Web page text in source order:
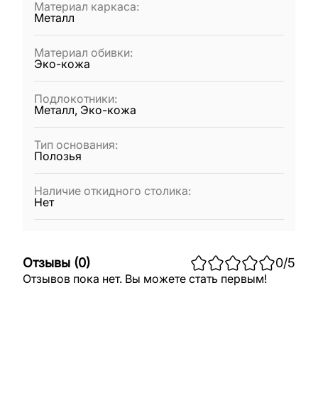
Материал каркаса:
Металл
Материал обивки:
Эко-кожа
Подлокотники:
Металл, Эко-кожа
Тип основания:
Полозья
Наличие откидного столика:
Нет
Отзывы (0) 0/5
Отзывов пока нет. Вы можете стать первым!